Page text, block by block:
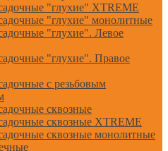
"глухие" XTREME
"глухие" монолитные
"глухие". Левое
"глухие". Правое
с резьбовым
сквозные
сквозные XTREME
сквозные монолитные